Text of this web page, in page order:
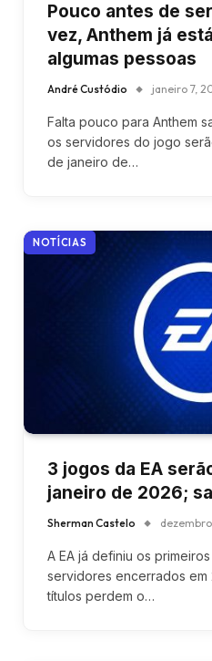
Pouco antes de
vez, Anthem já
algumas pessoas
André Custódio janeiro 7,
Falta pouco para Anthem
os servidores do jogo
de janeiro de…
NOTÍCIAS
3 jogos da EA
janeiro de 2026;
Sherman Castelo
A EA já definiu os
servidores encerrados em
títulos perdem o…